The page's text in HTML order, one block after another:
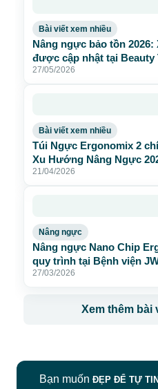
Bài viết xem nhiều
Nâng ngực bảo tồn
được cập nhật tại Beauty
27/05/2026
Bài viết xem nhiều
Túi Ngực Ergonomix 2
Xu Hướng Nâng Ngực
21/04/2026
Nâng ngực
Nâng ngực Nano Chip
quy trình tại Bệnh viện
27/03/2026
Xem thêm bài
Bạn muốn ĐẸP ĐỂ TỰ